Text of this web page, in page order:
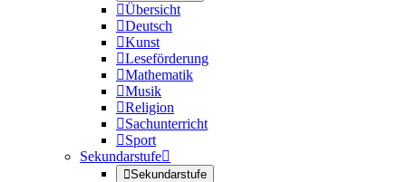
Übersicht
Deutsch
Kunst
Leseförderung
Mathematik
Musik
Religion
Sachunterricht
Sport
Sekundarstufe
Sekundarstufe